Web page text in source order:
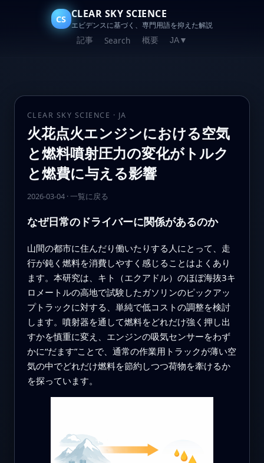
CS CLEAR SKY SCIENCE
エビデンスに基づく、専門用語を抑えた解説
記事 Search 概要 JA▼
CLEAR SKY SCIENCE · JA
火花点火エンジンにおける空気
と燃料噴射圧力の変化がトルク
と燃費に与える影響
2026-03-04· 一覧に戻る
なぜ日常のドライバーに関係があるのか
山間の都市に住んだり働いたりする人にとって、走
行が鈍く燃料を消費しやすく感じることはよくあり
ます。本研究は、キト（エクアドル）のほぼ海抜3キ
ロメートルの高地で試験したガソリンのピックアッ
プトラックに対する、単純で低コストの調整を検討
します。噴射器を通して燃料をどれだけ強く押し出
すかを慎重に変え、エンジンの吸気センサーをわず
かに“だます”ことで、通常の作業用トラックが薄い空
気の中でどれだけ燃料を節約しつつ荷物を牽けるか
を探っています。